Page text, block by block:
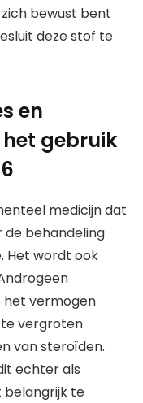
bewust bent
deze stof te
en
gebruik
medicijn dat
de behandeling
Het wordt ook
het vermogen
vergroten
van steroïden.
echter als
belangrijk te